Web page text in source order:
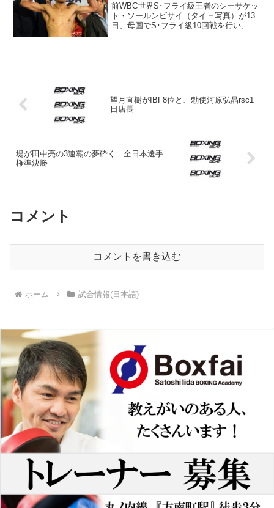
前WBC世界S･フライ級王者のシーサケッ
ト・ソールンビサイ（タイ＝写真）が13
日、母国でS･フライ級10回戦を行い、元
望月直樹がIBF8位と、勅使河原弘晶rsc1
日店長
堤が田中亮の3連覇の夢砕く 全日本選手
権準決勝
コメント
コメントを書き込む
ホーム 試合情報(日本語)